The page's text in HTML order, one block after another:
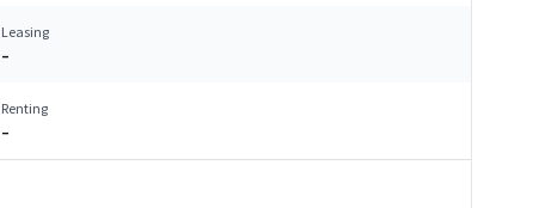
Leasing
–
Renting
–